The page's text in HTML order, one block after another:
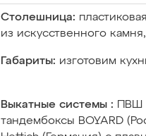
Столешница:
из искусственного
Габариты: изготовим
Выкатные системы :
ПВШ
тандембоксы BOYARD